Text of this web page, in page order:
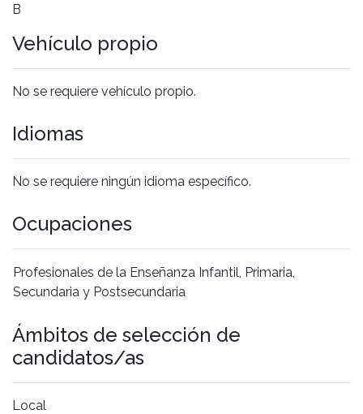
B
Vehículo propio
No se requiere vehículo propio.
Idiomas
No se requiere ningún idioma específico.
Ocupaciones
Profesionales de la Enseñanza Infantil, Primaria,
Secundaria y Postsecundaria
Ámbitos de selección de
candidatos/as
Local